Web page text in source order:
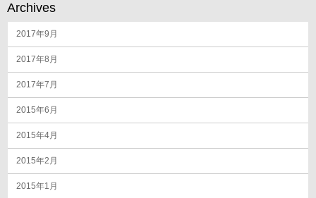
Archives
2017年9月
2017年8月
2017年7月
2015年6月
2015年4月
2015年2月
2015年1月